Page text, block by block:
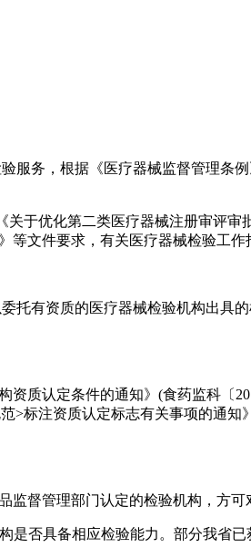
服务，根据《医疗器械监督管理条
于优化第二类医疗器械注册审评审
文件要求，有关医疗器械检验工作
托有资质的医疗器械检验机构出具
认定条件的通知》(食药监科〔
标注资质认定标志有关事项的通知
督管理部门认定的检验机构，方可
否具备相应检验能力。部分我省已